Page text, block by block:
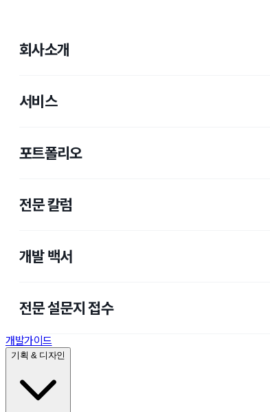
회사소개
서비스
포트폴리오
전문 칼럼
개발 백서
전문 설문지 접수
개발가이드
기획 & 디자인